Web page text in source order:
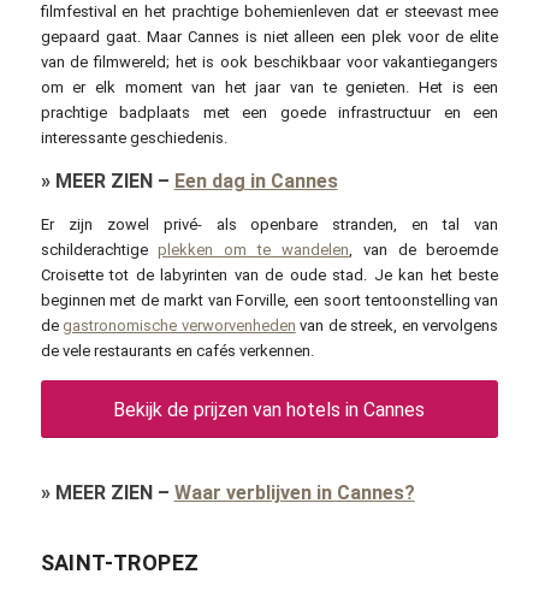
filmfestival en het prachtige bohemienleven dat er steevast mee
gepaard gaat. Maar Cannes is niet alleen een plek voor de elite
van de filmwereld; het is ook beschikbaar voor vakantiegangers
om er elk moment van het jaar van te genieten. Het is een
prachtige badplaats met een goede infrastructuur en een
interessante geschiedenis.
» MEER ZIEN– Een dag in Cannes
Er zijn zowel privé- als openbare stranden, en tal van
schilderachtigeplekken om te wandelen, van de beroemde
Croisette tot de labyrinten van de oude stad. Je kan het beste
beginnen met de markt van Forville, een soort tentoonstelling van
de gastronomische verworvenheden van de streek, en vervolgens
de vele restaurants en cafés verkennen.
Bekijk de prijzen van hotels in Cannes
» MEER ZIEN– Waar verblijven in Cannes?
SAINT-TROPEZ